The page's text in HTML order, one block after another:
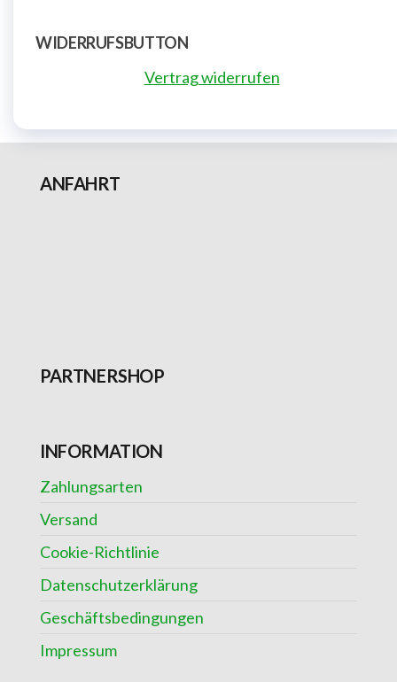
WIDERRUFSBUTTON
Vertrag widerrufen
ANFAHRT
PARTNERSHOP
INFORMATION
Zahlungsarten
Versand
Cookie-Richtlinie
Datenschutzerklärung
Geschäftsbedingungen
Impressum